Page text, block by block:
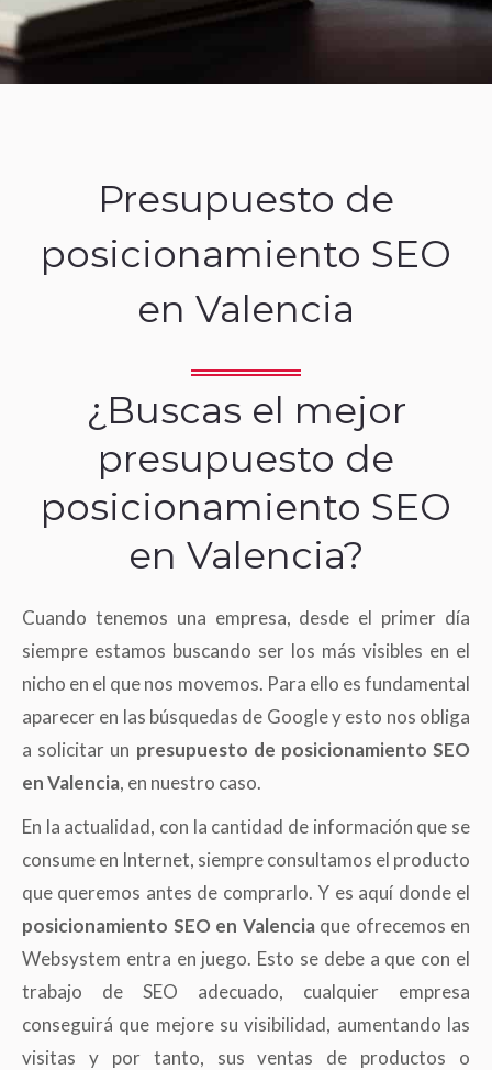
Presupuesto de
posicionamiento SEO
en Valencia
¿Buscas el mejor
presupuesto de
posicionamiento SEO
en Valencia?
Cuando tenemos una empresa, desde el primer día
siempre estamos buscando ser los más visibles en el
nicho en el que nos movemos. Para ello es fundamental
aparecer en las búsquedas de Google y esto nos obliga
a solicitar un presupuesto de posicionamiento SEO
en Valencia, en nuestro caso.
En la actualidad, con la cantidad de información que se
consume en Internet, siempre consultamos el producto
que queremos antes de comprarlo. Y es aquí donde el
posicionamiento SEO en Valencia que ofrecemos en
Websystem entra en juego. Esto se debe a que con el
trabajo de SEO adecuado, cualquier empresa
conseguirá que mejore su visibilidad, aumentando las
visitas y por tanto, sus ventas de productos o